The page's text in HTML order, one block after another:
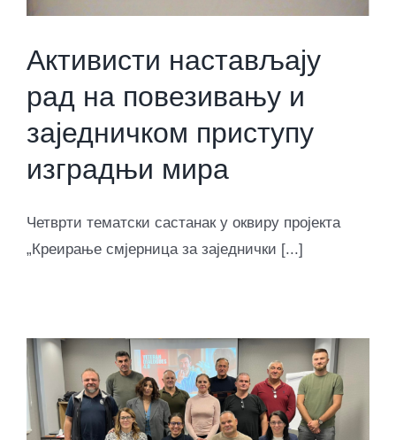
Активисти настављају
рад на повезивању и
заједничком приступу
изградњи мира
Четврти тематски састанак у оквиру пројекта
„Креирање смјерница за заједнички [...]